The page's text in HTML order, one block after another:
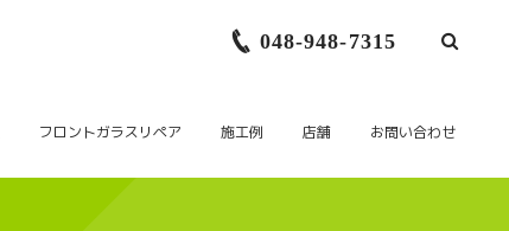
048-948-7315
フロントガラスリペア 施工例 店舗 お問い合わせ